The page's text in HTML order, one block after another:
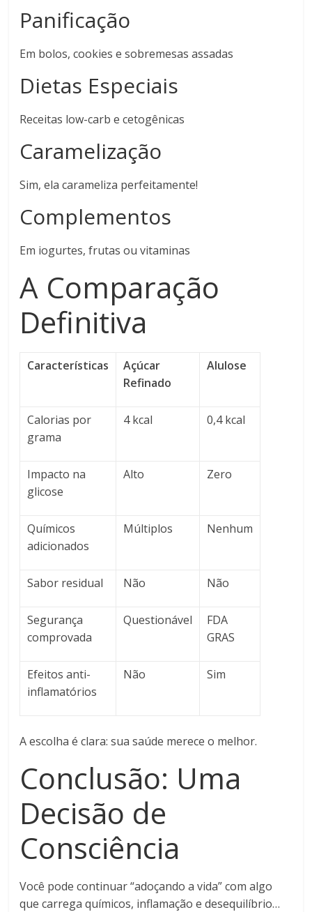
Panificação
Em bolos, cookies e sobremesas assadas
Dietas Especiais
Receitas low-carb e cetogênicas
Caramelização
Sim, ela carameliza perfeitamente!
Complementos
Em iogurtes, frutas ou vitaminas
A Comparação
Definitiva
Características
Açúcar
Refinado
Alulose
Calorias por
grama
4 kcal 0,4 kcal
Impacto na
glicose
Alto Zero
Químicos
adicionados
Múltiplos Nenhum
Sabor residual Não Não
Segurança
comprovada
Questionável
FDA
GRAS
Efeitos anti-
inflamatórios
Não Sim
A escolha é clara: sua saúde merece o melhor.
Conclusão: Uma
Decisão de
Consciência
Você pode continuar “adoçando a vida” com algo
que carrega químicos, inflamação e desequilíbrio…